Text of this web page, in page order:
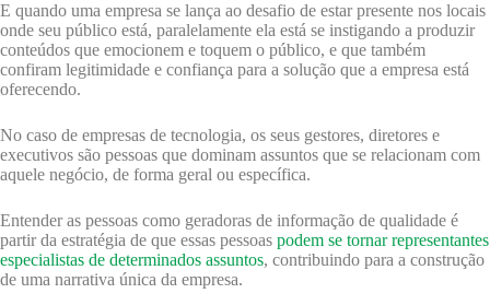
E quando uma empresa se lança ao desafio de estar presente nos locais
onde seu público está, paralelamente ela está se instigando a produzir
conteúdos que emocionem e toquem o público, e que também
confiram legitimidade e confiança para a solução que a empresa está
oferecendo.
No caso de empresas de tecnologia, os seus gestores, diretores e
executivos são pessoas que dominam assuntos que se relacionam com
aquele negócio, de forma geral ou específica.
Entender as pessoas como geradoras de informação de qualidade é
partir da estratégia de que essas pessoas podem se tornar representantes
especialistas de determinados assuntos, contribuindo para a construção
de uma narrativa única da empresa.